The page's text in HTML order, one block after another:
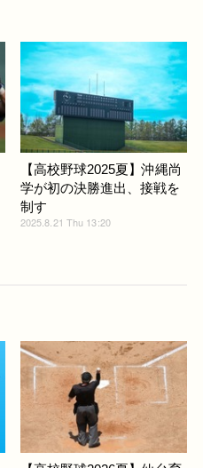
【高校野球2025夏】沖縄尚
学が初の決勝進出、接戦を
制す
2025.8.21 Thu 13:20